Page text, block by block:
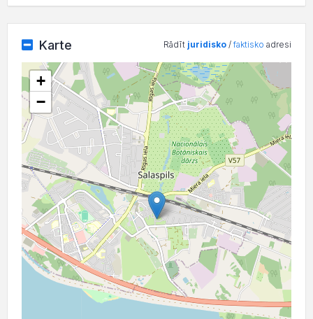
Karte Rādīt juridisko /faktisko adresi
+
−